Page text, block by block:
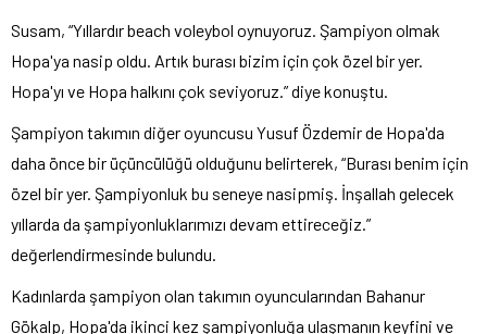
Susam, “Yıllardır beach voleybol oynuyoruz. Şampiyon olmak
Hopa'ya nasip oldu. Artık burası bizim için çok özel bir yer.
Hopa'yı ve Hopa halkını çok seviyoruz.” diye konuştu.
Şampiyon takımın diğer oyuncusu Yusuf Özdemir de Hopa'da
daha önce bir üçüncülüğü olduğunu belirterek, “Burası benim için
özel bir yer. Şampiyonluk bu seneye nasipmiş. İnşallah gelecek
yıllarda da şampiyonluklarımızı devam ettireceğiz.”
değerlendirmesinde bulundu.
Kadınlarda şampiyon olan takımın oyuncularından Bahanur
Gökalp, Hopa'da ikinci kez şampiyonluğa ulaşmanın keyfini ve